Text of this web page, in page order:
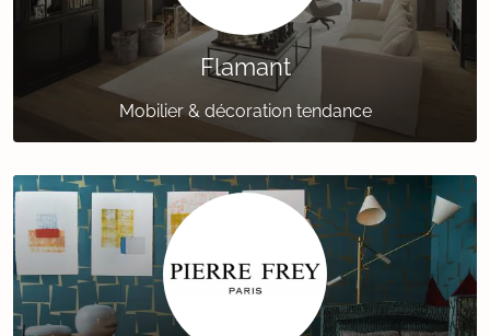
Flamant
Mobilier & décoration tendance